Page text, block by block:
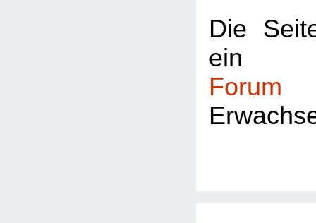
Die
Forum